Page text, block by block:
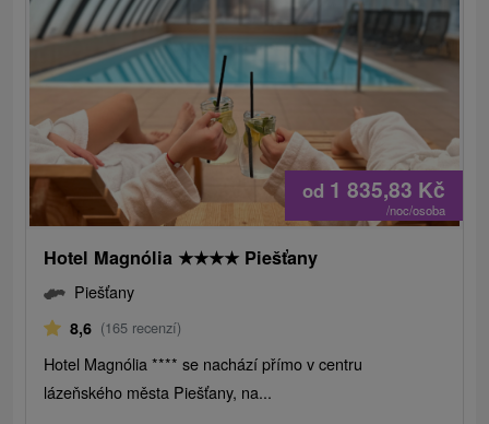
od 1 835,83 Kč
/noc/osoba
Hotel Magnólia ★★★★ Piešťany
Piešťany
8,6 (165 recenzí)
Hotel Magnólia **** se nachází přímo v centru
lázeňského města Piešťany, na...